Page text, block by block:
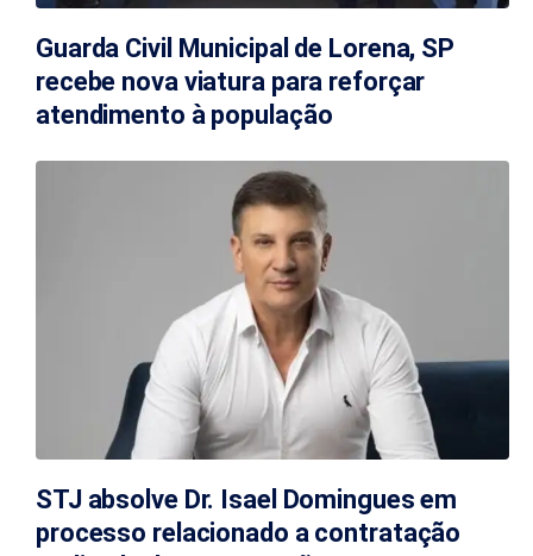
Guarda Civil Municipal de Lorena, SP
recebe nova viatura para reforçar
atendimento à população
STJ absolve Dr. Isael Domingues em
processo relacionado a contratação